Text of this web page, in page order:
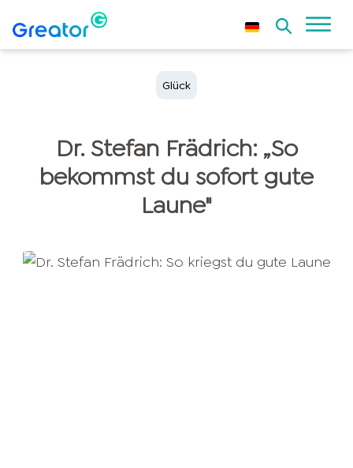
Glück
Dr. Stefan Frädrich: „So
bekommst du sofort gute
Laune"